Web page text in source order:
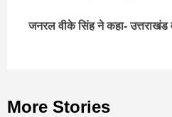
जनरल वीके सिंह ने कहा- उत्तराखंड
More Stories